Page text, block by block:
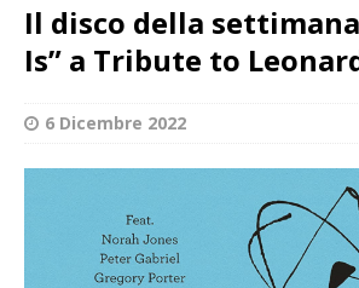
Il disco della
Is” a Tribute to
6 Dicembre 2022